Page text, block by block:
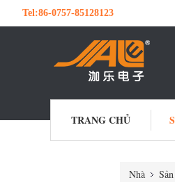
Tel:86-0757-85128123
TRANG CHỦ
Nhà